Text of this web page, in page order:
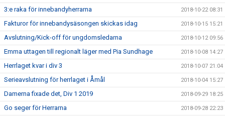
3:e raka för innebandyherrarna 2018-10-22 08:31
Fakturor för innebandysäsongen skickas idag 2018-10-15 15:21
Avslutning/Kick-off för ungdomsledarna 2018-10-12 09:56
Emma uttagen till regionalt läger med Pia Sundhage 2018-10-08 14:27
Herrlaget kvar i div 3 2018-10-07 21:04
Serieavslutning för herrlaget i Åmål 2018-10-04 15:27
Damerna fixade det, Div 1 2019 2018-09-29 18:25
Go seger för Herrarna 2018-09-28 22:23